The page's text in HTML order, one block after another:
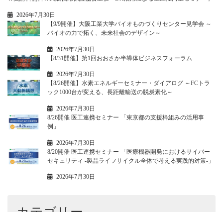
2026年7月30日
【9/9開催】大阪工業大学バイオものづくりセンター見学会 ～
バイオの力で拓く、未来社会のデザイン～
2026年7月30日
【8/31開催】第1回おおさか半導体ビジネスフォーラム
2026年7月30日
【8/26開催】水素エネルギーセミナー・ダイアログ ～FCトラ
ック1000台が変える、長距離輸送の脱炭素化～
2026年7月30日
8/26開催 医工連携セミナー 「東京都の支援枠組みの活用事
例」
2026年7月30日
8/20開催 医工連携セミナー 「医療機器開発におけるサイバー
セキュリティ -製品ライフサイクル全体で考える実践的対策-」
2026年7月30日